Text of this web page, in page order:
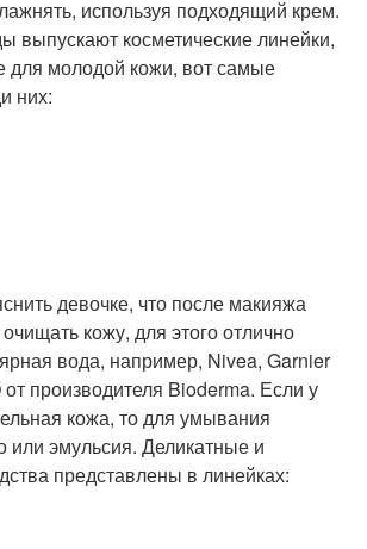
используя подходящий крем.
выпускают косметические линейки,
для молодой кожи, вот самые
них:
девочке, что после макияжа
кожу, для этого отлично
вода, например, Nivea, Garnier
производителя Bioderma. Если у
кожа, то для умывания
или эмульсия. Деликатные и
представлены в линейках: